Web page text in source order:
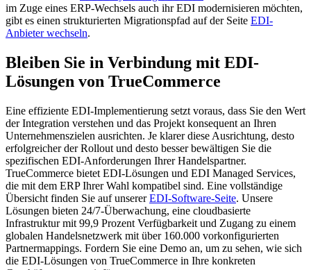
im Zuge eines ERP-Wechsels auch ihr EDI modernisieren möchten,
gibt es einen strukturierten Migrationspfad auf der Seite EDI-
Anbieter wechseln.
Bleiben Sie in Verbindung mit EDI-
Lösungen von TrueCommerce
Eine effiziente EDI-Implementierung setzt voraus, dass Sie den Wert
der Integration verstehen und das Projekt konsequent an Ihren
Unternehmenszielen ausrichten. Je klarer diese Ausrichtung, desto
erfolgreicher der Rollout und desto besser bewältigen Sie die
spezifischen EDI-Anforderungen Ihrer Handelspartner.
TrueCommerce bietet EDI-Lösungen und EDI Managed Services,
die mit dem ERP Ihrer Wahl kompatibel sind. Eine vollständige
Übersicht finden Sie auf unsererEDI-Software-Seite. Unsere
Lösungen bieten 24/7-Überwachung, eine cloudbasierte
Infrastruktur mit 99,9 Prozent Verfügbarkeit und Zugang zu einem
globalen Handelsnetzwerk mit über 160.000 vorkonfigurierten
Partnermappings. Fordern Sie eine Demo an, um zu sehen, wie sich
die EDI-Lösungen von TrueCommerce in Ihre konkreten